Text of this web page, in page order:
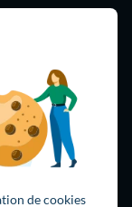
de cookies